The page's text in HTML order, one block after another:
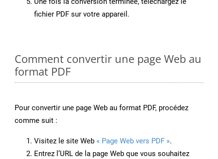
fichier PDF sur votre appareil.
Comment convertir une page Web au
format PDF
Pour convertir une page Web au format PDF, procédez
comme suit :
Visitez le site Web « Page Web vers PDF ».
Entrez l’URL de la page Web que vous souhaitez